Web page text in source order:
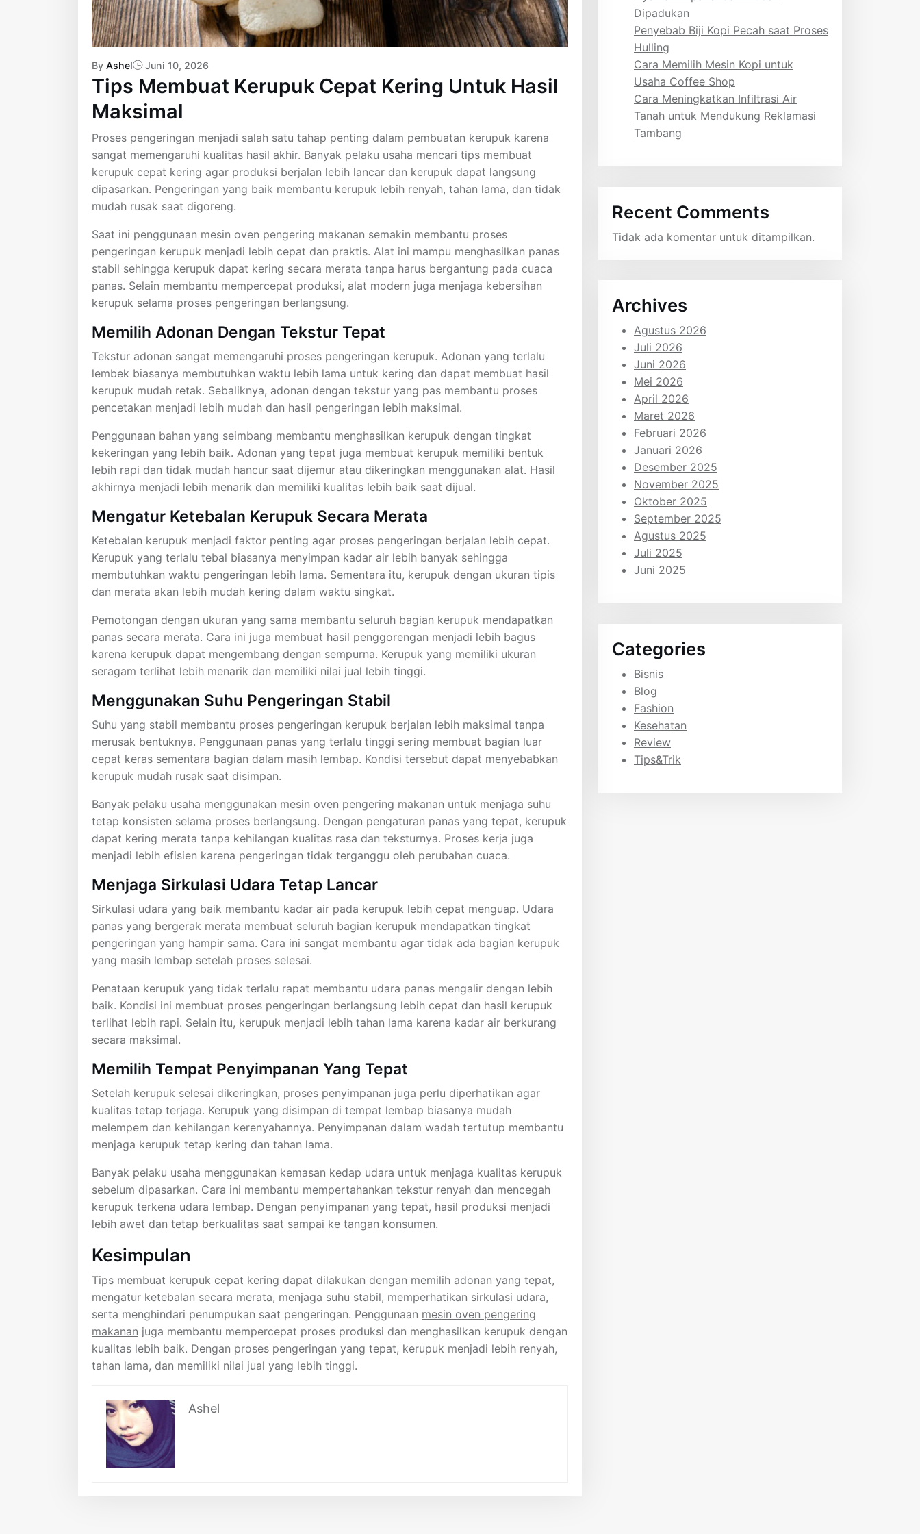
By Ashel Juni 10, 2026
Tips Membuat Kerupuk Cepat Kering Untuk Hasil
Maksimal
Proses pengeringan menjadi salah satu tahap penting dalam pembuatan kerupuk karena
sangat memengaruhi kualitas hasil akhir. Banyak pelaku usaha mencari tips membuat
kerupuk cepat kering agar produksi berjalan lebih lancar dan kerupuk dapat langsung
dipasarkan. Pengeringan yang baik membantu kerupuk lebih renyah, tahan lama, dan tidak
mudah rusak saat digoreng.
Saat ini penggunaan mesin oven pengering makanan semakin membantu proses
pengeringan kerupuk menjadi lebih cepat dan praktis. Alat ini mampu menghasilkan panas
stabil sehingga kerupuk dapat kering secara merata tanpa harus bergantung pada cuaca
panas. Selain membantu mempercepat produksi, alat modern juga menjaga kebersihan
kerupuk selama proses pengeringan berlangsung.
Memilih Adonan Dengan Tekstur Tepat
Tekstur adonan sangat memengaruhi proses pengeringan kerupuk. Adonan yang terlalu
lembek biasanya membutuhkan waktu lebih lama untuk kering dan dapat membuat hasil
kerupuk mudah retak. Sebaliknya, adonan dengan tekstur yang pas membantu proses
pencetakan menjadi lebih mudah dan hasil pengeringan lebih maksimal.
Penggunaan bahan yang seimbang membantu menghasilkan kerupuk dengan tingkat
kekeringan yang lebih baik. Adonan yang tepat juga membuat kerupuk memiliki bentuk
lebih rapi dan tidak mudah hancur saat dijemur atau dikeringkan menggunakan alat. Hasil
akhirnya menjadi lebih menarik dan memiliki kualitas lebih baik saat dijual.
Mengatur Ketebalan Kerupuk Secara Merata
Ketebalan kerupuk menjadi faktor penting agar proses pengeringan berjalan lebih cepat.
Kerupuk yang terlalu tebal biasanya menyimpan kadar air lebih banyak sehingga
membutuhkan waktu pengeringan lebih lama. Sementara itu, kerupuk dengan ukuran tipis
dan merata akan lebih mudah kering dalam waktu singkat.
Pemotongan dengan ukuran yang sama membantu seluruh bagian kerupuk mendapatkan
panas secara merata. Cara ini juga membuat hasil penggorengan menjadi lebih bagus
karena kerupuk dapat mengembang dengan sempurna. Kerupuk yang memiliki ukuran
seragam terlihat lebih menarik dan memiliki nilai jual lebih tinggi.
Menggunakan Suhu Pengeringan Stabil
Suhu yang stabil membantu proses pengeringan kerupuk berjalan lebih maksimal tanpa
merusak bentuknya. Penggunaan panas yang terlalu tinggi sering membuat bagian luar
cepat keras sementara bagian dalam masih lembap. Kondisi tersebut dapat menyebabkan
kerupuk mudah rusak saat disimpan.
Banyak pelaku usaha menggunakan mesin oven pengering makanan untuk menjaga suhu
tetap konsisten selama proses berlangsung. Dengan pengaturan panas yang tepat, kerupuk
dapat kering merata tanpa kehilangan kualitas rasa dan teksturnya. Proses kerja juga
menjadi lebih efisien karena pengeringan tidak terganggu oleh perubahan cuaca.
Menjaga Sirkulasi Udara Tetap Lancar
Sirkulasi udara yang baik membantu kadar air pada kerupuk lebih cepat menguap. Udara
panas yang bergerak merata membuat seluruh bagian kerupuk mendapatkan tingkat
pengeringan yang hampir sama. Cara ini sangat membantu agar tidak ada bagian kerupuk
yang masih lembap setelah proses selesai.
Penataan kerupuk yang tidak terlalu rapat membantu udara panas mengalir dengan lebih
baik. Kondisi ini membuat proses pengeringan berlangsung lebih cepat dan hasil kerupuk
terlihat lebih rapi. Selain itu, kerupuk menjadi lebih tahan lama karena kadar air berkurang
secara maksimal.
Memilih Tempat Penyimpanan Yang Tepat
Setelah kerupuk selesai dikeringkan, proses penyimpanan juga perlu diperhatikan agar
kualitas tetap terjaga. Kerupuk yang disimpan di tempat lembap biasanya mudah
melempem dan kehilangan kerenyahannya. Penyimpanan dalam wadah tertutup membantu
menjaga kerupuk tetap kering dan tahan lama.
Banyak pelaku usaha menggunakan kemasan kedap udara untuk menjaga kualitas kerupuk
sebelum dipasarkan. Cara ini membantu mempertahankan tekstur renyah dan mencegah
kerupuk terkena udara lembap. Dengan penyimpanan yang tepat, hasil produksi menjadi
lebih awet dan tetap berkualitas saat sampai ke tangan konsumen.
Kesimpulan
Tips membuat kerupuk cepat kering dapat dilakukan dengan memilih adonan yang tepat,
mengatur ketebalan secara merata, menjaga suhu stabil, memperhatikan sirkulasi udara,
serta menghindari penumpukan saat pengeringan. Penggunaan mesin oven pengering
makanan juga membantu mempercepat proses produksi dan menghasilkan kerupuk dengan
kualitas lebih baik. Dengan proses pengeringan yang tepat, kerupuk menjadi lebih renyah,
tahan lama, dan memiliki nilai jual yang lebih tinggi.
Ashel
Dipadukan
Penyebab Biji Kopi Pecah saat Proses
Hulling
Cara Memilih Mesin Kopi untuk
Usaha Coffee Shop
Cara Meningkatkan Infiltrasi Air
Tanah untuk Mendukung Reklamasi
Tambang
Recent Comments
Tidak ada komentar untuk ditampilkan.
Archives
Agustus 2026
Juli 2026
Juni 2026
Mei 2026
April 2026
Maret 2026
Februari 2026
Januari 2026
Desember 2025
November 2025
Oktober 2025
September 2025
Agustus 2025
Juli 2025
Juni 2025
Categories
Bisnis
Blog
Fashion
Kesehatan
Review
Tips&Trik